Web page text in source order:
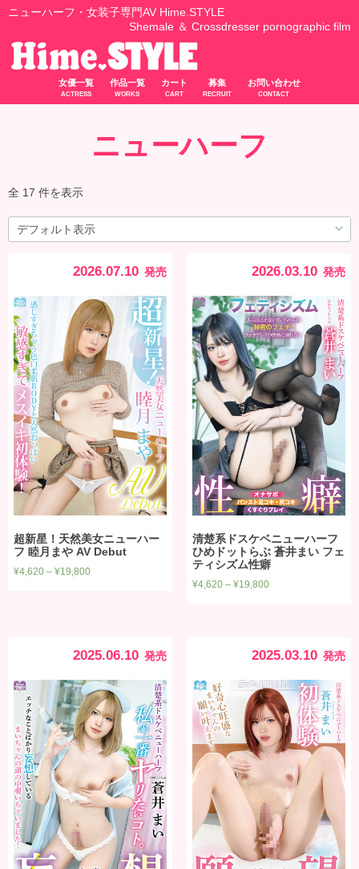
ニューハーフ・女装子専門AV Hime.STYLE
Shemale ＆ Crossdresser pornographic film
女優一覧
ACTRESS
作品一覧
WORKS
カート
CART
募集
RECRUIT
お問い合わせ
CONTACT
ニューハーフ
全 17 件を表示
2026.07.10 発売
超新星！天然美女ニューハー
フ 睦月まや AV Debut
¥4,620 – ¥19,800
2026.03.10 発売
清楚系ドスケベニューハーフ
ひめドットらぶ 蒼井まい フェ
ティシズム性癖
¥4,620– ¥19,800
2025.06.10 発売 2025.03.10 発売